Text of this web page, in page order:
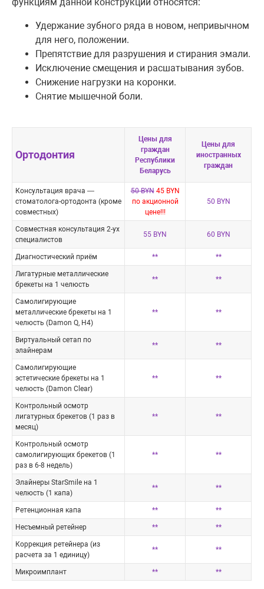
функциям данной конструкции относятся:
Удержание зубного ряда в новом, непривычном
для него, положении.
Препятствие для разрушения и стирания эмали.
Исключение смещения и расшатывания зубов.
Снижение нагрузки на коронки.
Снятие мышечной боли.
Ортодонтия
Цены для
граждан
Республики
Беларусь
Цены для
иностранных
граждан
Консультация врача —
стоматолога-ортодонта (кроме
совместных)
50 BYN45 BYN
по акционной
цене!!!
50 BYN
Совместная консультация 2-ух
специалистов
55 BYN 60 BYN
Диагностический приём ** **
Лигатурные металлические
брекеты на 1 челюсть
** **
Самолигирующие
металлические брекеты на 1
челюсть (Damon Q, H4)
** **
Виртуальный сетап по
элайнерам
** **
Самолигирующие
эстетические брекеты на 1
челюсть (Damon Clear)
** **
Контрольный осмотр
лигатурных брекетов (1 раз в
месяц)
** **
Контрольный осмотр
самолигирующих брекетов (1
раз в 6-8 недель)
** **
Элайнеры StarSmile на 1
челюсть (1 капа)
** **
Ретенционная капа ** **
Несъемный ретейнер ** **
Коррекция ретейнера (из
расчета за 1 единицу)
** **
Микроимплант ** **